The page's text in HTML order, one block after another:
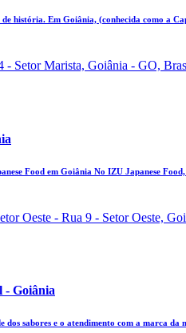
história. Em Goiânia, (conhecida como a
- Setor Marista, Goiânia - GO,
Food em Goiânia No IZU Japanese
Oeste - Rua 9 - Setor Oeste,
- Goiânia
dos sabores e o atendimento com a marca